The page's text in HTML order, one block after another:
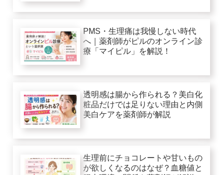
PMS・生理痛は我慢しない時代
へ｜薬剤師がピルのオンライン診
療「マイピル」を解説！
透明感は腸から作られる？美白化
粧品だけでは足りない理由と内側
美白ケアを薬剤師が解説
生理前にチョコレートや甘いもの
が欲しくなるのはなぜ？血糖値と